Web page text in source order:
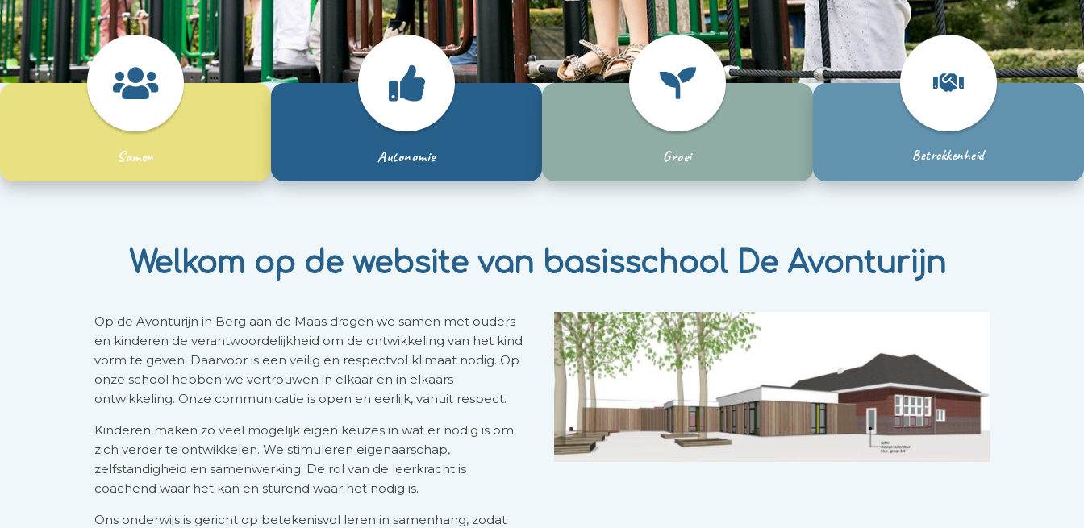
Samen Autonomie Groei Betrokkenheid
Welkom op de website van basisschool De Avonturijn
Op de Avonturijn in Berg aan de Maas dragen we samen met ouders
en kinderen de verantwoordelijkheid om de ontwikkeling van het kind
vorm te geven. Daarvoor is een veilig en respectvol klimaat nodig. Op
onze school hebben we vertrouwen in elkaar en in elkaars
ontwikkeling. Onze communicatie is open en eerlijk, vanuit respect.
Kinderen maken zo veel mogelijk eigen keuzes in wat er nodig is om
zich verder te ontwikkelen. We stimuleren eigenaarschap,
zelfstandigheid en samenwerking. De rol van de leerkracht is
coachend waar het kan en sturend waar het nodig is.
Ons onderwijs is gericht op betekenisvol leren in samenhang, zodat